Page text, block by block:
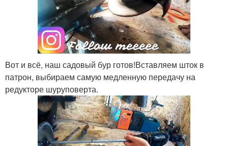
Вот и всё, наш садовый бур готов!Вставляем шток в
патрон, выбираем самую медленную передачу на
редукторе шуруповерта.